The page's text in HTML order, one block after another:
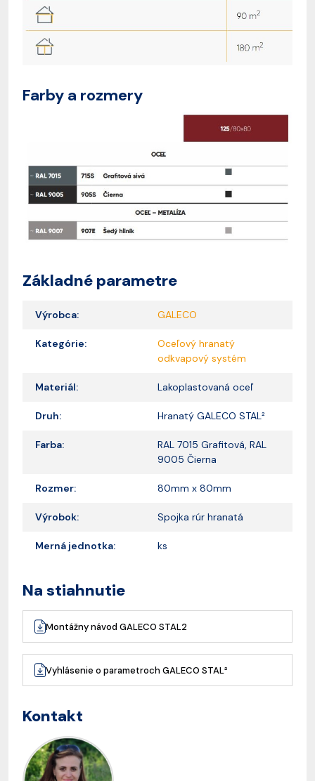
Farby a rozmery
Základné parametre
Výrobca: GALECO
Kategórie:
Oceľový hranatý
odkvapový systém
Materiál: Lakoplastovaná oceľ
Druh: Hranatý GALECO STAL²
Farba:
RAL 7015 Grafitová, RAL
9005 Čierna
Rozmer: 80mm x 80mm
Výrobok: Spojka rúr hranatá
Merná jednotka: ks
Na stiahnutie
Montážny návod GALECO STAL2
Vyhlásenie o parametroch GALECO STAL²
Kontakt